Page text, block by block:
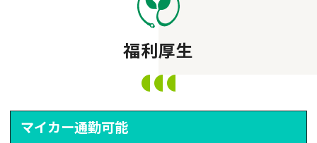
福利厚生
マイカー通勤可能